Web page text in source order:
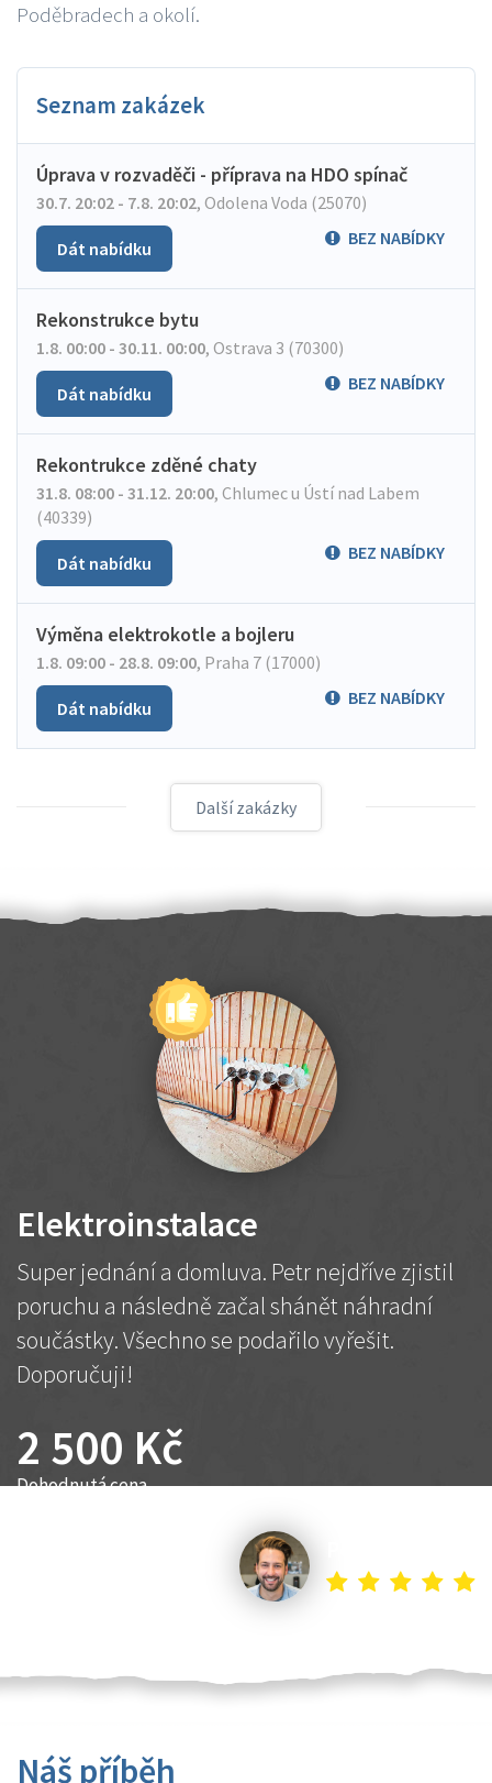
Poděbradech a okolí.
Seznam zakázek
Úprava v rozvaděči - příprava na HDO spínač
30.7. 20:02 - 7.8. 20:02, Odolena Voda (25070)
BEZ NABÍDKY
Dát nabídku
Rekonstrukce bytu
1.8. 00:00 - 30.11. 00:00, Ostrava 3 (70300)
BEZ NABÍDKY
Dát nabídku
Rekontrukce zděné chaty
31.8. 08:00 - 31.12. 20:00, Chlumec u Ústí nad Labem
(40339)
BEZ NABÍDKY
Dát nabídku
Výměna elektrokotle a bojleru
1.8. 09:00 - 28.8. 09:00, Praha 7 (17000)
BEZ NABÍDKY
Dát nabídku
Další zakázky
Elektroinstalace
Super jednání a domluva. Petr nejdříve zjistil
poruchu a následně začal shánět náhradní
součástky. Všechno se podařilo vyřešit.
Doporučuji!
2 500 Kč
Dohodnutá cena
Náš příběh